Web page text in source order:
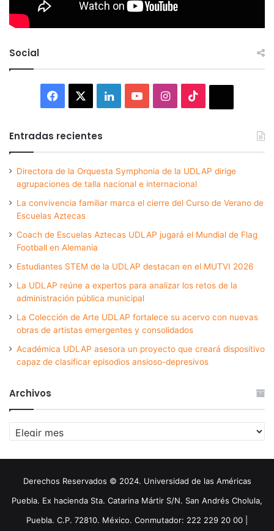
Social
Facebook LinkedInYouTubeInstagram
Entradas recientes
Directora de la Orquesta Symphonia de la UDLAP dirige
agrupaciones de talla nacional e internacional
La convivencia familiar marca el cierre del Curso de Verano de
Escuelas Aztecas
Coach de Escuelas Aztecas UDLAP jugará el Mundial de Flag
Football en Alemania
Estudiantes STEM de la UDLAP destacan en el MUTVI 2026
La UDLAP reúne a expertos para analizar los retos de la
administración pública municipal
La Colección de Arte UDLAP fortalece su acervo con nuevas
obras de artistas emergentes y consolidados
Académica UDLAP asesora un proyecto que creará dispositivo
capaz de clasificar episodios ansioso-depresivos
Archivos
Archivos
Derechos Reservados © 2024. Universidad de las Américas
Puebla. Ex hacienda Sta. Catarina Mártir S/N. San Andrés Cholula,
Puebla. C.P. 72810. México. Conmutador: 222 229 20 00 |